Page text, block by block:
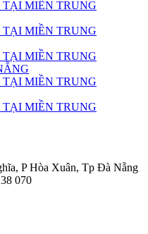
P Hòa Xuân, Tp Đà Nẵng
070